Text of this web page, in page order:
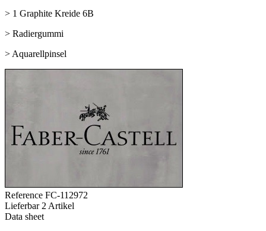
> 1 Graphite Kreide 6B
> Radiergummi
> Aquarellpinsel
Reference FC-112972
Lieferbar 2 Artikel
Data sheet